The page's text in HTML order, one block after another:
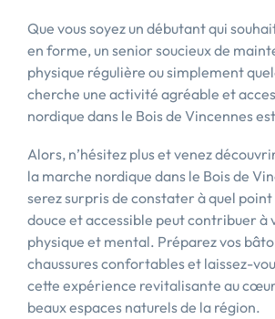
Que vous soyez un débutant qui
en forme, un senior soucieux de
physique régulière ou simplement
cherche une activité agréable et
nordique dans le Bois de Vincennes
Alors, n’hésitez plus et venez
la marche nordique dans le Bois de
serez surpris de constater à quel
douce et accessible peut contribuer
physique et mental. Préparez vos
chaussures confortables et laissez-
cette expérience revitalisante au cœur
beaux espaces naturels de la région.